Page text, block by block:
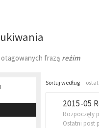
frazą reżim
Sortuj według
2015-05
Rozpoczęty
Ostatni post